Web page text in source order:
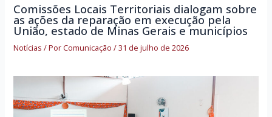
Comissões Locais Territoriais dialogam sobre
as ações da reparação em execução pela
União, estado de Minas Gerais e municípios
Notícias / PorComunicação/31 de julho de 2026